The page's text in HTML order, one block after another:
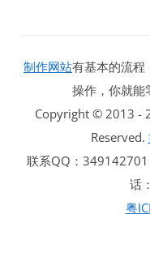
制作网站有基本的流程
操作，你就能
Copyright © 2013 -
Reserved.
联系QQ：
话
粤